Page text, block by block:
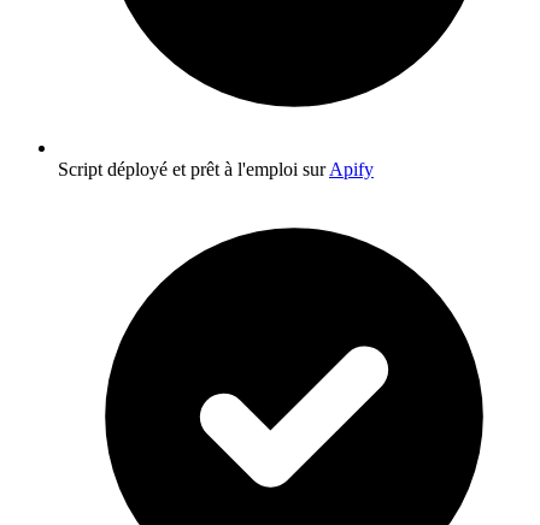
Script déployé et prêt à l'emploi surApify